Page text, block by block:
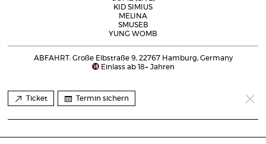
KID SIMIUS
MELINA
SMUSEB
YUNG WOMB
ABFAHRT: Große Elbstraße 9, 22767 Hamburg, Germany
Einlass ab 18+ Jahren
Ticket Termin sichern